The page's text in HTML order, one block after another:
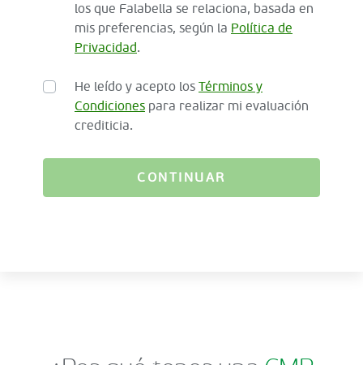
los que Falabella se relaciona, basada en
mis preferencias, según la Política de
Privacidad.
He leído y acepto los Términos y
Condiciones para realizar mi evaluación
crediticia.
CONTINUAR